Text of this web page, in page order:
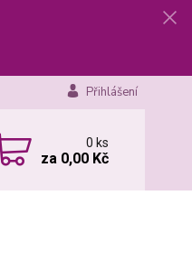
Přihlášení
0ks
za 0,00 Kč